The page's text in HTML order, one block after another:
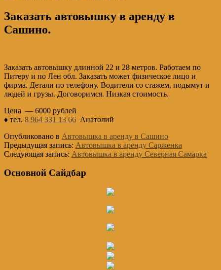
Заказать автовышку в аренду в
Сашино.
Заказать автовышку длинной 22 и 28 метров. Работаем по
Питеру и по Лен обл. Заказать может физическое лицо и
фирма. Детали по телефону. Водители со стажем, подымут и
людей и грузы. Договоримся. Низкая стоимость.
Цена — 6000 рублей
♦ тел. 8 964 331 13 66 Анатолий
Опубликовано в Автовышка в аренду в Сашино
Предыдущая запись: Автовышка в аренду Сарженка
Следующая запись: Автовышка в аренду Северная Самарка
Основной Сайдбар